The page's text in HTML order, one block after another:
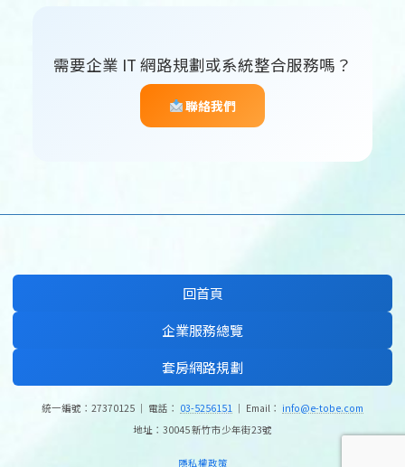
需要企業 IT 網路規劃或系統整合服務嗎？
聯絡我們
回首頁
企業服務總覽
套房網路規劃
統一編號：27370125 ｜ 電話： 03-5256151 ｜ Email： info@e-tobe.com
地址：30045 新竹市少年街23號
隱私權政策